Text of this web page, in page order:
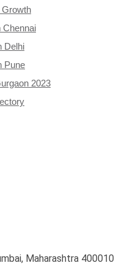
Growth
Chennai
Delhi
Pune
2023
Maharashtra 400010